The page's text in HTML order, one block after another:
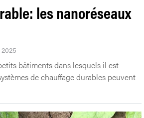
les nanoréseaux
bâtiments dans lesquels il est
de chauffage durables peuvent